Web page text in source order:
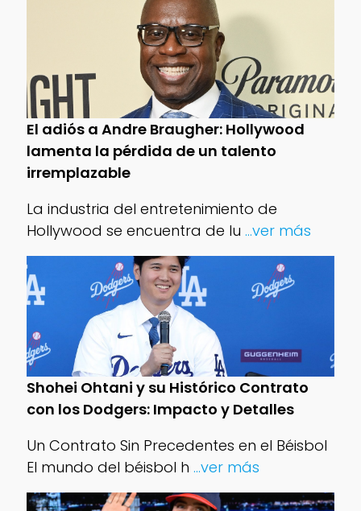
El adiós a Andre Braugher: Hollywood
lamenta la pérdida de un talento
irremplazable
La industria del entretenimiento de
Hollywood se encuentra de lu ...ver más
Shohei Ohtani y su Histórico Contrato
con los Dodgers: Impacto y Detalles
Un Contrato Sin Precedentes en el Béisbol
El mundo del béisbol h ...ver más